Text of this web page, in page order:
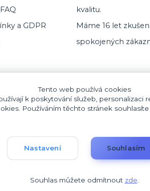
a GDPR
kvalitu.
Máme 16 let
spokojených
Tento web používá cookies
k poskytování služeb, personalizaci
Používáním těchto stránek souhlasíte
Nastavení Souhlasím
Souhlas můžete odmítnout zde